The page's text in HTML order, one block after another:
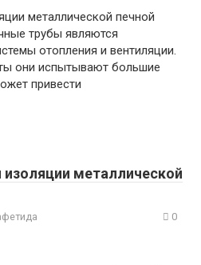
металлической печной
трубы являются
отопления и вентиляции.
они испытывают большие
привести
металлической
0